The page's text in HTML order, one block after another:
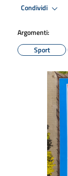
Condividi
Argomenti:
Sport